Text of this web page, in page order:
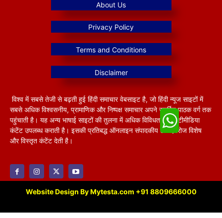
विश्व में सबसे तेजी से बढ़ती हुई हिंदी समाचार वेबसाइट है, जो हिंदी न्यूज साइटों में
सबसे अधिक विश्वसनीय, प्रामाणिक और निष्पक्ष समाचार अपने समर्पित पाठक वर्ग तक
पहुंचाती है। यह अन्य भाषाई साइटों की तुलना में अधिक विविधतापूर्ण मल्टीमीडिया
कंटेंट उपलब्ध कराती है। इसकी प्रतिबद्ध ऑनलाइन संपादकीय टीम हररोज विशेष
और विस्तृत कंटेंट देती है।
Website Design By Mytesta.com +91 8809666000